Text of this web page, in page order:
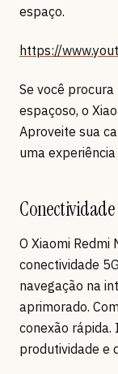
espaço.
https://
Se você
espaçoso, o
Aproveite sua
uma
O Xiaomi
conectividade
navegação na
aprimorado.
conexão
produtividade e